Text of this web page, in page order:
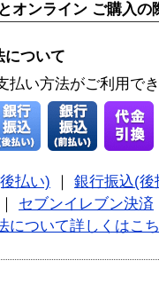
オンライン ご購入の
について
払い方法がご利用で
払い)
銀行振込(後
セブンイレブン決済
について詳しくはこ